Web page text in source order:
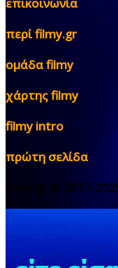
περί filmy.gr
ομάδα filmy
χάρτης filmy
filmy intro
πρώτη σελίδα
filmy.gr © 2017-